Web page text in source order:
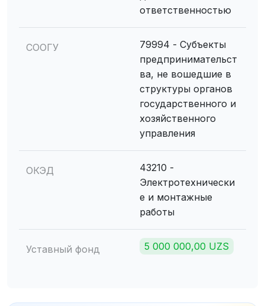
ответственностью
СООГУ
79994 - Субъекты
предпринимательст
ва, не вошедшие в
структуры органов
государственного и
хозяйственного
управления
ОКЭД
43210 -
Электротехнически
е и монтажные
работы
Уставный фонд 5 000 000,00 UZS